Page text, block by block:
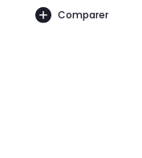
Comparer